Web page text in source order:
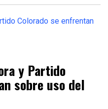
y Partido
sobre uso del